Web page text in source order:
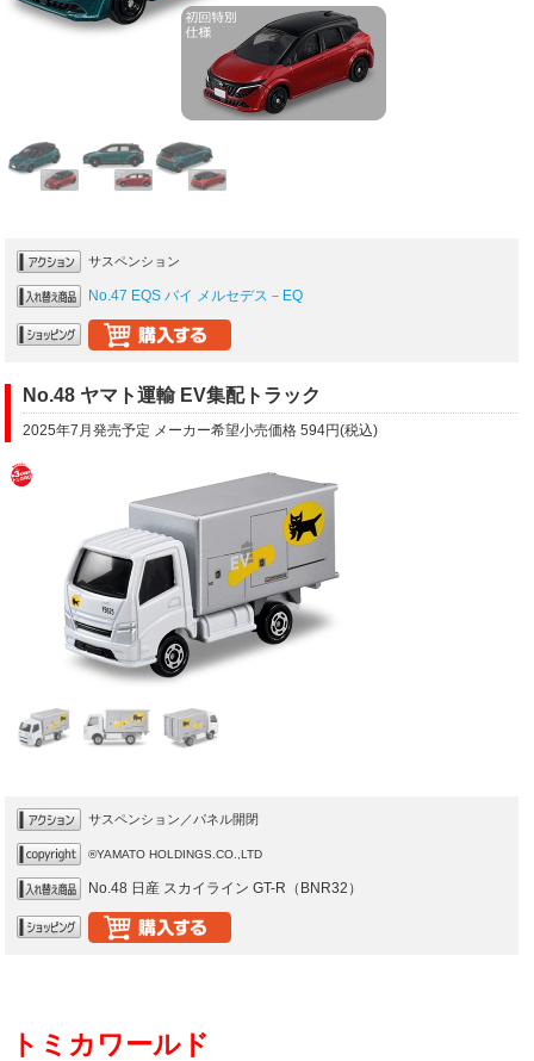
サスペンション
No.47 EQS バイ メルセデス－EQ
No.48 ヤマト運輸 EV集配トラック
2025年7月発売予定 メーカー希望小売価格 594円(税込)
サスペンション／パネル開閉
®YAMATO HOLDINGS.CO.,LTD
No.48 日産 スカイライン GT-R（BNR32）
トミカワールド